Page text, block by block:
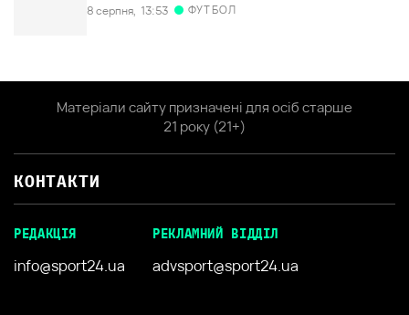
8 серпня, 13:53 ФУТБОЛ
Матеріали сайту призначені для осіб старше
21 року (21+)
КОНТАКТИ
РЕДАКЦІЯ
info@sport24.ua
РЕКЛАМНИЙ ВІДДІЛ
advsport@sport24.ua